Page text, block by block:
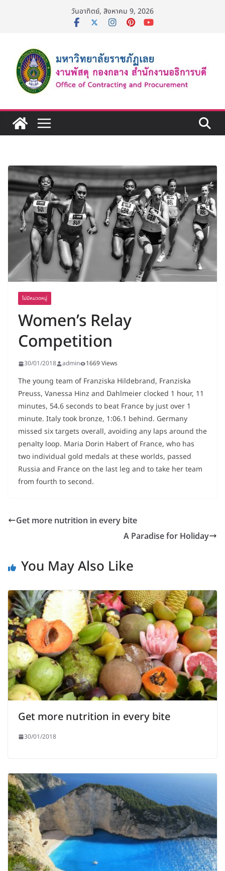
วันอาทิตย์, สิงหาคม 9, 2026
ไม่มีหมวดหมู่
Women’s Relay
Competition
30/01/2018 admin 1669 Views
The young team of Franziska Hildebrand, Franziska
Preuss, Vanessa Hinz and Dahlmeier clocked 1 hour, 11
minutes, 54.6 seconds to beat France by just over 1
minute. Italy took bronze, 1:06.1 behind. Germany
missed six targets overall, avoiding any laps around the
penalty loop. Maria Dorin Habert of France, who has
two individual gold medals at these worlds, passed
Russia and France on the last leg and to take her team
from fourth to second.
Get more nutrition in every bite
A Paradise for Holiday
You May Also Like
Get more nutrition in every bite
30/01/2018